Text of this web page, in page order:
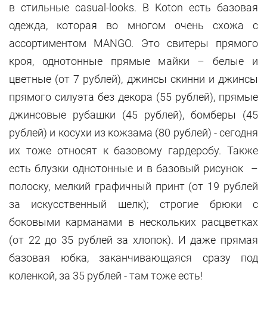
в стильные casual-looks. В Koton есть базовая
одежда, которая во многом очень схожа с
ассортиментом MANGO. Это свитеры прямого
кроя, однотонные прямые майки – белые и
цветные (от 7 рублей), джинсы скинни и джинсы
прямого силуэта без декора (55 рублей), прямые
джинсовые рубашки (45 рублей), бомберы (45
рублей) и косухи из кожзама (80 рублей) - сегодня
их тоже относят к базовому гардеробу. Также
есть блузки однотонные и в базовый рисунок –
полоску, мелкий графичный принт (от 19 рублей
за искусственный шелк); строгие брюки с
боковыми карманами в нескольких расцветках
(от 22 до 35 рублей за хлопок). И даже прямая
базовая юбка, заканчивающаяся сразу под
коленкой, за 35 рублей - там тоже есть!